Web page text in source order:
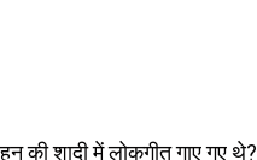
की शादी में लोकगीत गाए गए थे?